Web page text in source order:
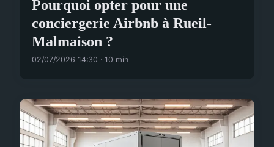
Pourquoi opter pour une
conciergerie Airbnb à Rueil-
Malmaison ?
02/07/2026 14:30 · 10 min